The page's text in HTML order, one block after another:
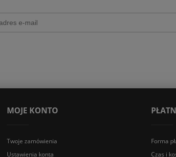
MOJE KONTO
Twoje zamówienia
Ustawienia konta
Forma
Czas i